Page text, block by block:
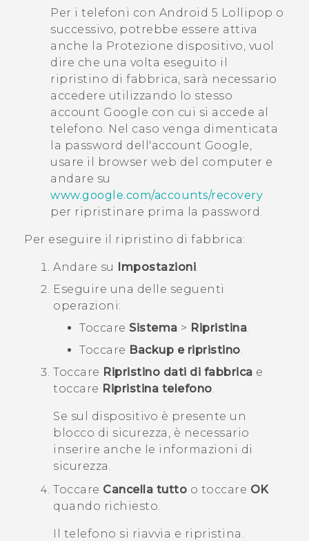
Per i telefoni con Android 5 Lollipop o
successivo, potrebbe essere attiva
anche la Protezione dispositivo, vuol
dire che una volta eseguito il
ripristino di fabbrica, sarà necessario
accedere utilizzando lo stesso
account Google con cui si accede al
telefono. Nel caso venga dimenticata
la password dell'account Google
usare il browser web del computer e
andare su
www.google.com/accounts/recovery
per ripristinare prima la password.
Per eseguire il ripristino di fabbrica:
Andare su Impostazioni
Eseguire una delle seguenti
operazioni:
Toccare Sistema > Ripristina
Toccare Backup e ripristino
Toccare Ripristino dati di fabbrica e
toccare Ripristina telefono
Se sul dispositivo è presente un
blocco di sicurezza, è necessario
inserire anche le informazioni di
sicurezza.
Toccare Cancella tutto o toccare OK
quando richiesto.
Il telefono si riavvia e ripristina.